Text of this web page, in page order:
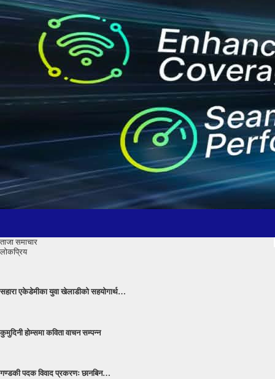
ताजा समाचार
लोकप्रिय
सहारा एकेडेमीका युवा खेलाडीको सहयोगार्थ…
कुमुदिनी होम्समा कविता वाचन सम्पन्न
गण्डकी पदक विवाद प्रकरणः छानबिन…